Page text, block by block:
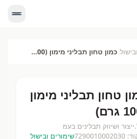
› כמון טחון תבליני מימון (100 גרם)
טחון תבליני מימון
ושיווק תבלינים בעמ
7290010002030שימורים ובישול